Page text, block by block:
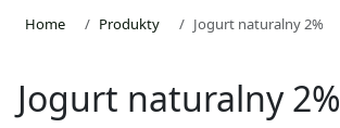
Home Produkty Jogurt naturalny 2%
Jogurt naturalny 2%